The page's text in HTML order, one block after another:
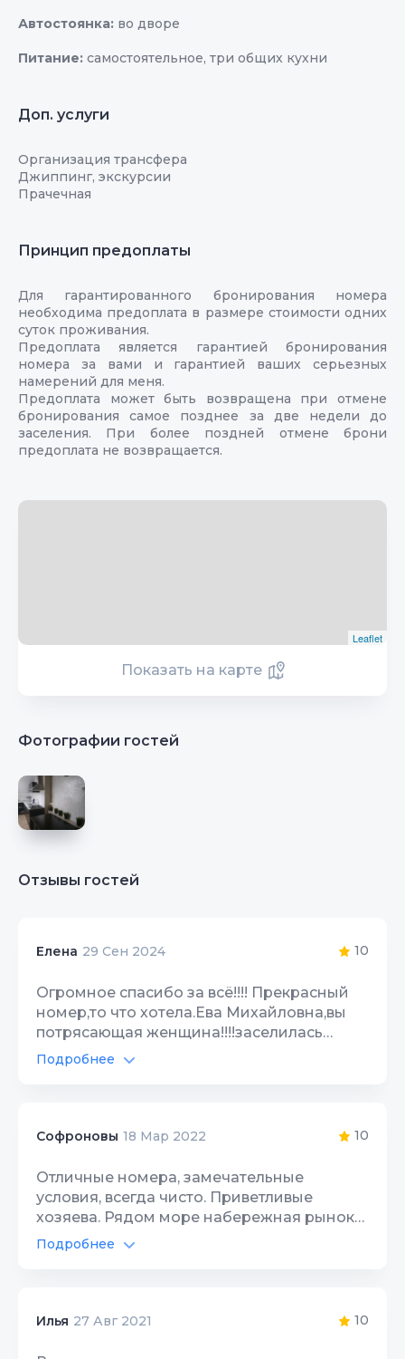
Автостоянка: во дворе
Питание: cамостоятельное, три общих кухни
Доп. услуги
Организация трансфера
Джиппинг, экскурсии
Прачечная
Принцип предоплаты
Для гарантированного бронирования номера
необходима предоплата в размере стоимости одних
суток проживания.
Предоплата является гарантией бронирования
номера за вами и гарантией ваших серьезных
намерений для меня.
Предоплата может быть возвращена при отмене
бронирования самое позднее за две недели до
заселения. При более поздней отмене брони
предоплата не возвращается.
Leaflet
Показать на карте
Фотографии гостей
Отзывы гостей
Елена 29 Сен 2024 10
Огромное спасибо за всё!!!! Прекрасный
номер,то что хотела.Ева Михайловна,вы
потрясающая женщина!!!!заселилась
быстро без проблем ранним утром,что
приятно порадовало.отдых
хороших людей!!!!приезжайте именно
Подробнее
Софроновы 18 Мар 2022 10
Отличные номера, замечательные
условия, всегда чисто. Приветливые
хозяева. Рядом море набережная рынок
парк развлечений. Вода холодная и
горячая всегда. Кухня, посуда, парковка.
Подробнее
Илья 27 Авг 2021 10